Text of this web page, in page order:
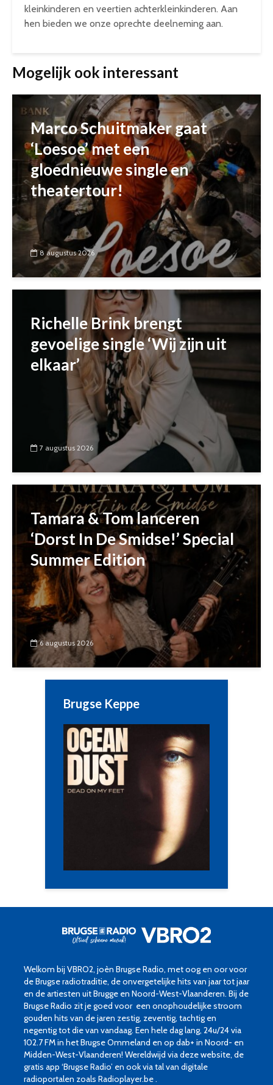
kleinkinderen en veertien achterkleinkinderen. Aan
hen bieden we onze oprechte deelneming aan.
Mogelijk ook interessant
Marco Schuitmaker gaat
‘Loesoe’ met een
gloednieuwe single en
theatertour!
8 augustus 2026
Richelle Brink brengt
gevoelige single ‘Wij zijn uit
elkaar’
7 augustus 2026
Tamara & Tom lanceren
‘Dorst In De Smidse!’ Special
Summer Edition
6 augustus 2026
Brugse Keppe
Welkom bij VBRO2, joèn Brugse Radio, met oog en oor voor
de Brugse radiotraditie, de onvergetelijke hits van jaar tot jaar
en de artiesten uit Brugge en Noord-West-Vlaanderen. Bij de
Brugse Radio zit je goed voor een onophoudelijke stroom
gouden hits van de jaren zestig, zeventig, tachtig en
negentig tot die van vandaag. Een hele dag lang, 24u/24 via
102.7 FM in het Brugse Ommeland en op dab+ in Noord- en
Midden-West-Vlaanderen! Wereldwijd via deze website, de
gratis app ‘Brugse Radio’ en ook via tal van digitale
radioportalen zoals Radioplayer.be .